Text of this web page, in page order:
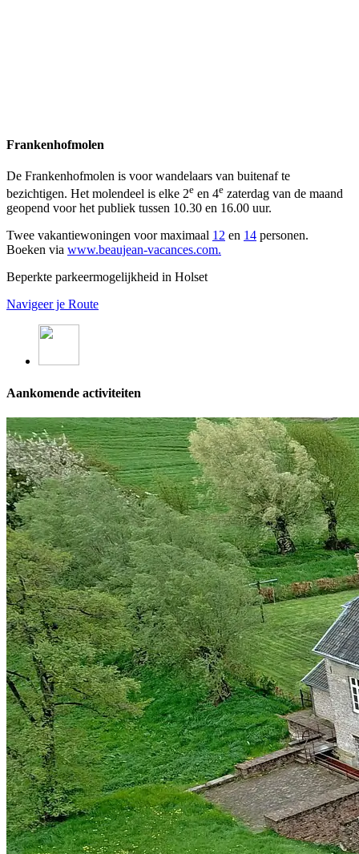
Frankenhofmolen
De Frankenhofmolen is voor wandelaars van buitenaf te
bezichtigen. Het molendeel is elke 2e en 4e zaterdag van de maand
geopend voor het publiek tussen 10.30 en 16.00 uur.
Twee vakantiewoningen voor maximaal 12 en 14 personen.
Boeken via www.beaujean-vacances.com.
Beperkte parkeermogelijkheid in Holset
Navigeer je Route
Aankomende activiteiten